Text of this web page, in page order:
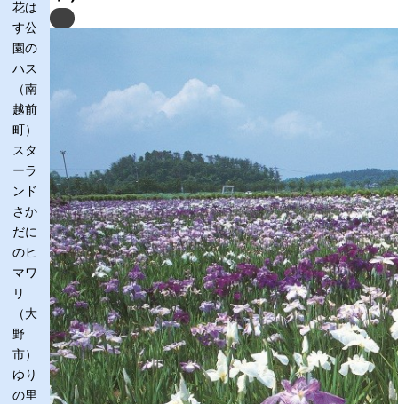
花は
す公
園の
ハス
（南
越前
町）
スタ
ーラ
ンド
さか
だに
のヒ
マワ
リ
（大
野
市）
ゆり
の里
Previous